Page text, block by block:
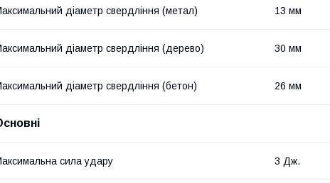
діаметр свердління (метал) 13 мм
діаметр свердління (дерево) 30 мм
діаметр свердління (бетон) 26 мм
сила удару 3 Дж.